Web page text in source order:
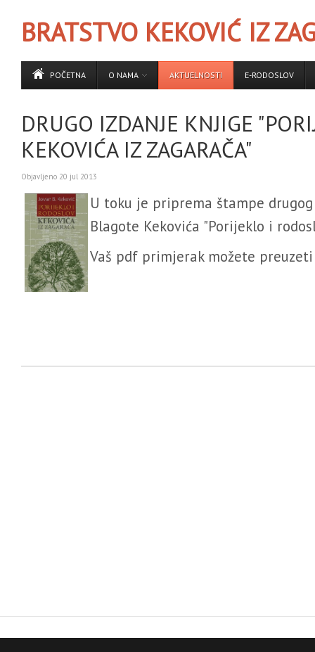
BRATSTVO KEKOVIĆ IZ
POČETNA O NAMA AKTUELNOSTI E-RODOSLOV
DRUGO IZDANJE KNJIGE
KEKOVIĆA IZ ZAGARAČA"
Objavljeno 20 jul 2013
U toku je priprema štampe
Blagote Kekovića "Porijeklo i
Vaš pdf primjerak možete